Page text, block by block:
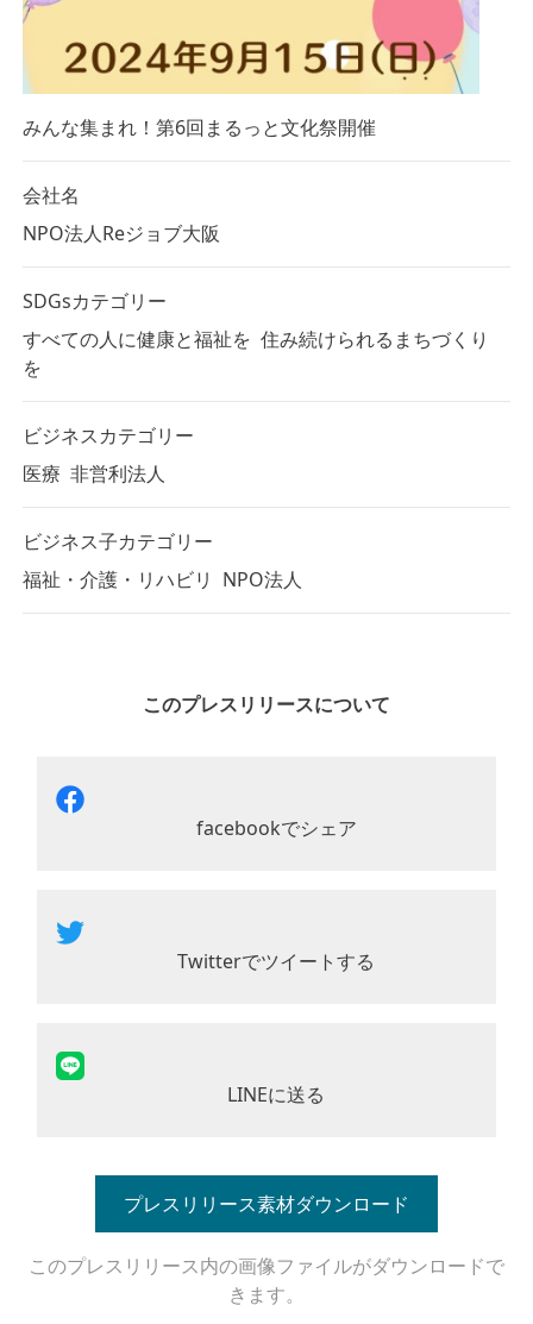
みんな集まれ！第6回まるっと文化祭開催
会社名
NPO法人Reジョブ大阪
SDGsカテゴリー
すべての人に健康と福祉を 住み続けられるまちづくり
を
ビジネスカテゴリー
医療 非営利法人
ビジネス子カテゴリー
福祉・介護・リハビリ NPO法人
このプレスリリースについて
facebookでシェア
Twitterでツイートする
LINEに送る
プレスリリース素材ダウンロード
このプレスリリース内の画像ファイルがダウンロードで
きます。